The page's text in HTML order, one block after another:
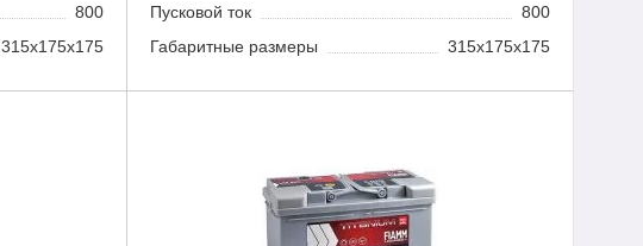
800
315x175x175
Пусковой ток
800
Габаритные размеры
315x175x175